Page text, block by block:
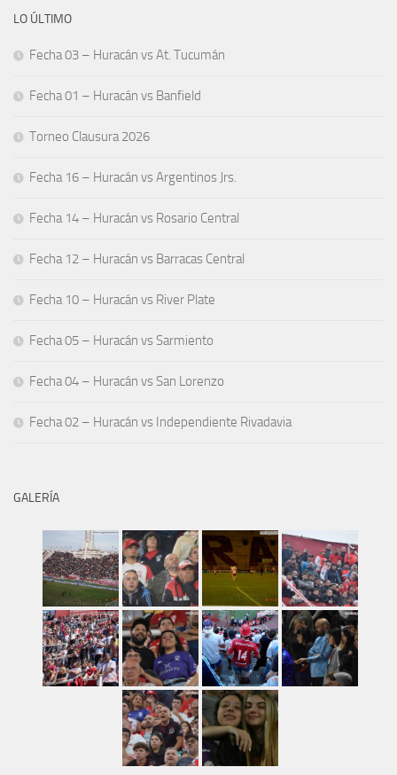
LO ÚLTIMO
Fecha 03 – Huracán vs At. Tucumán
Fecha 01 – Huracán vs Banfield
Torneo Clausura 2026
Fecha 16 – Huracán vs Argentinos Jrs.
Fecha 14 – Huracán vs Rosario Central
Fecha 12 – Huracán vs Barracas Central
Fecha 10 – Huracán vs River Plate
Fecha 05 – Huracán vs Sarmiento
Fecha 04 – Huracán vs San Lorenzo
Fecha 02 – Huracán vs Independiente Rivadavia
GALERÍA